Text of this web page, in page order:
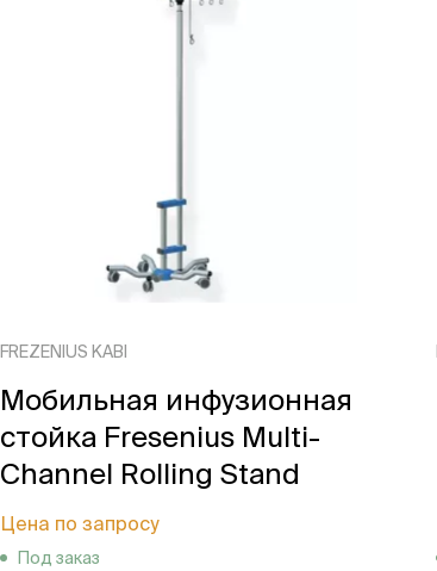
FREZENIUS KABI
Мобильная инфузионная
стойка Fresenius Multi-
Channel Rolling Stand
Цена по запросу
Под заказ